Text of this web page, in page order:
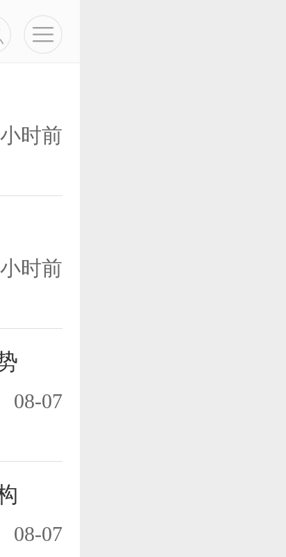
时前
时前
08-07
08-07